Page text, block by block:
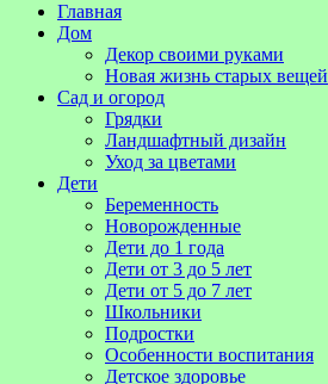
Главная
Дом
Декор своими руками
Новая жизнь старых вещей
Сад и огород
Грядки
Ландшафтный дизайн
Уход за цветами
Дети
Беременность
Новорожденные
Дети до 1 года
Дети от 3 до 5 лет
Дети от 5 до 7 лет
Школьники
Подростки
Особенности воспитания
Детское здоровье